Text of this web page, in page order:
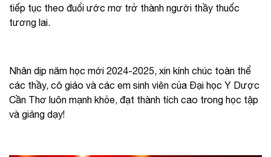
tiếp tục theo đuổi ước mơ trở thành người thầy thuốc
tương lai.
Nhân dịp năm học mới 2024-2025, xin kính chúc toàn thể
các thầy, cô giáo và các em sinh viên của Đại học Y Dược
Cần Thơ luôn mạnh khỏe, đạt thành tích cao trong học tập
và giảng dạy!